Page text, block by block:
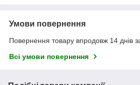
Умови повернення
Повернення товару впродовж 14 днів
Всі умови повернення